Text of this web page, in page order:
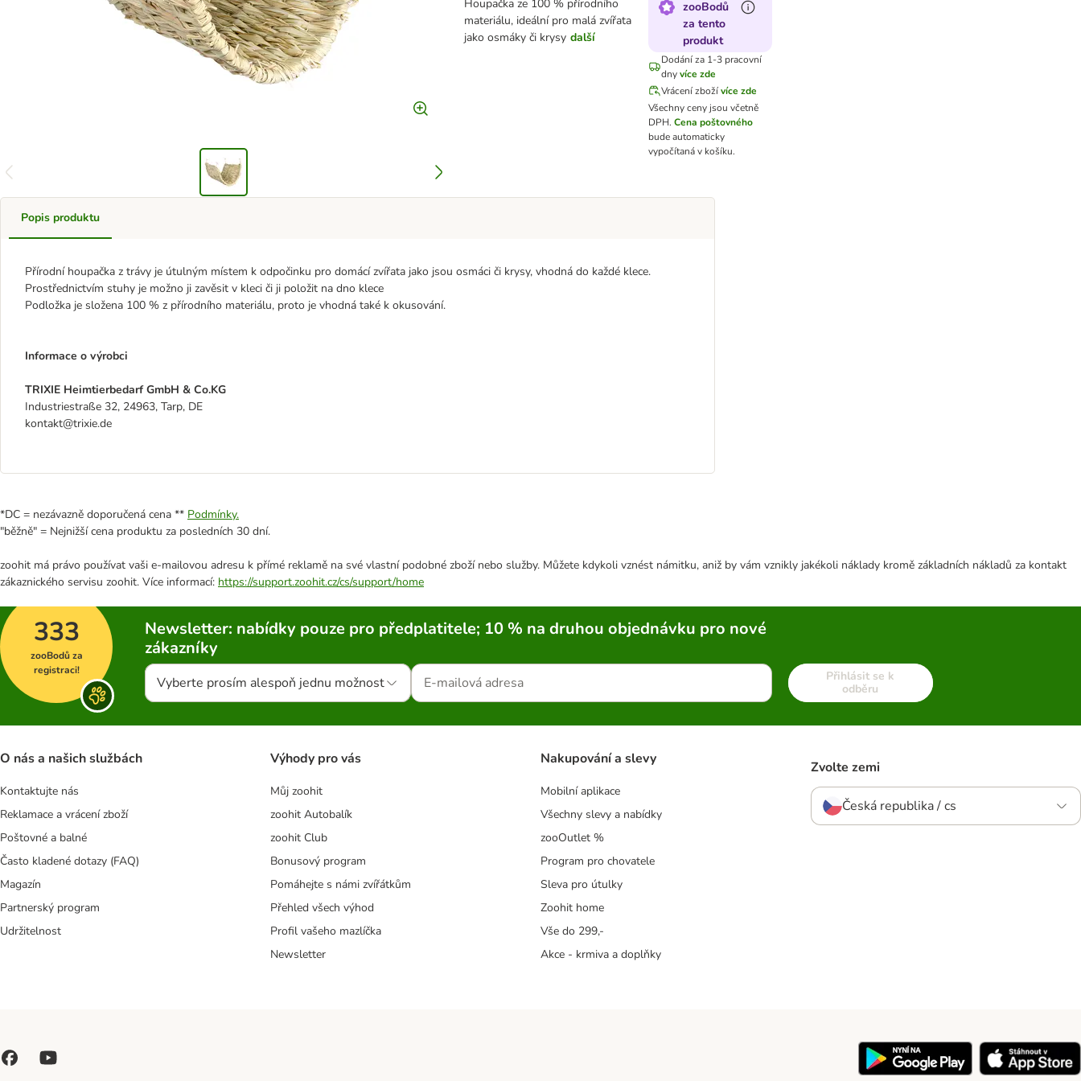
Houpačka ze 100 % přírodního
materiálu, ideální pro malá zvířata
jako osmáky či krysy další
zooBodů
za tento
produkt
Dodání za 1-3 pracovní
dny více zde
Vrácení zbožívíce zde
Všechny ceny jsou včetně
DPH. Cena poštovného
bude automaticky
vypočítaná v košíku.
Popis produktu
Přírodní houpačka z trávy je útulným místem k odpočinku pro domácí zvířata jako jsou osmáci či krysy, vhodná do každé klece.
Prostřednictvím stuhy je možno ji zavěsit v kleci či ji položit na dno klece
Podložka je složena 100 % z přírodního materiálu, proto je vhodná také k okusování.
Informace o výrobci
TRIXIE Heimtierbedarf GmbH & Co.KG
Industriestraße 32, 24963, Tarp, DE
kontakt@trixie.de
*DC = nezávazně doporučená cena ** Podmínky.
"běžně" = Nejnižší cena produktu za posledních 30 dní.
zoohit má právo používat vaši e-mailovou adresu k přímé reklamě na své vlastní podobné zboží nebo služby. Můžete kdykoli vznést námitku, aniž by vám vznikly jakékoli náklady kromě základních nákladů za kontakt
zákaznického servisu zoohit. Více informací: https://support.zoohit.cz/cs/support/home
333
zooBodů za
registraci!
Newsletter: nabídky pouze pro předplatitele; 10 % na druhou objednávku pro nové
zákazníky
Vyberte prosím alespoň jednu možnost
Přihlásit se k
odběru
O nás a našich službách
Kontaktujte nás
Reklamace a vrácení zboží
Poštovné a balné
Často kladené dotazy (FAQ)
Magazín
Partnerský program
Udržitelnost
Výhody pro vás
Můj zoohit
zoohit Autobalík
zoohit Club
Bonusový program
Pomáhejte s námi zvířátkům
Přehled všech výhod
Profil vašeho mazlíčka
Newsletter
Nakupování a slevy
Mobilní aplikace
Všechny slevy a nabídky
zooOutlet %
Program pro chovatele
Sleva pro útulky
Zoohit home
Vše do 299,-
Akce - krmiva a doplňky
Zvolte zemi
Česká republika / cs